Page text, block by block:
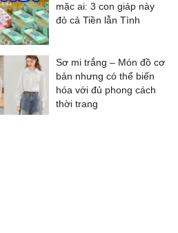
mặc ai: 3 con giáp này
đỏ cả Tiền lẫn Tình
Sơ mi trắng – Món đồ cơ
bản nhưng có thể biến
hóa với đủ phong cách
thời trang